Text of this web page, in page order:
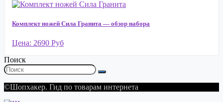
Комплект ножей Сила Гранита — обзор набора
Цена: 2690 Руб
Поиск
©Шопхакер. Гид по товарам интернета